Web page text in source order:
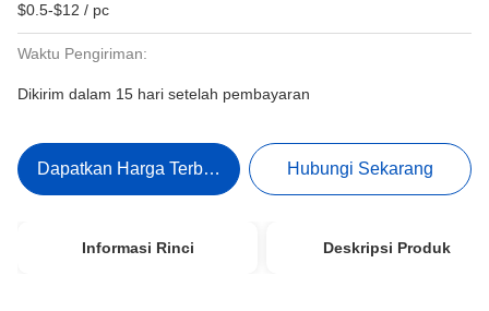
$0.5-$12 / pc
Waktu Pengiriman:
Dikirim dalam 15 hari setelah pembayaran
Dapatkan Harga Terbaik Hubungi Sekarang
Informasi Rinci Deskripsi Produk